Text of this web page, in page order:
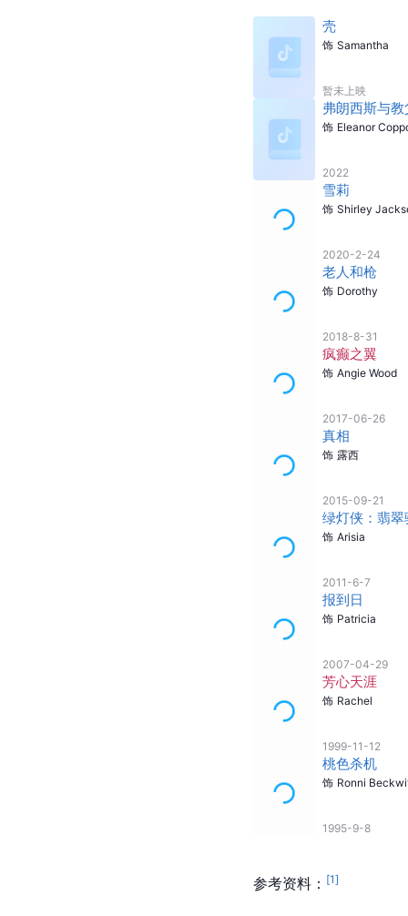
壳
饰 Samantha
暂未上映
弗朗西斯与教
饰 Eleanor
2022
雪莉
饰 Shirley
2020-2-24
老人和枪
饰 Dorothy
2018-8-31
疯癫之翼
饰 Angie Wood
2017-06-26
真相
饰 露西
2015-09-21
绿灯侠：翡翠
饰 Arisia
2011-6-7
报到日
饰 Patricia
2007-04-29
芳心天涯
饰 Rachel
1999-11-12
桃色杀机
饰 Ronni
1995-9-8
参考资料： [1]